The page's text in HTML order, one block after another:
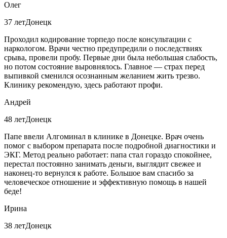
Олег
37 летДонецк
Проходил кодирование торпедо после консультации с
наркологом. Врачи честно предупредили о последствиях
срыва, провели пробу. Первые дни была небольшая слабость,
но потом состояние выровнялось. Главное — страх перед
выпивкой сменился осознанным желанием жить трезво.
Клинику рекомендую, здесь работают профи.
Андрей
48 летДонецк
Папе ввели Алгоминал в клинике в Донецке. Врач очень
помог с выбором препарата после подробной диагностики и
ЭКГ. Метод реально работает: папа стал гораздо спокойнее,
перестал постоянно занимать деньги, выглядит свежее и
наконец-то вернулся к работе. Большое вам спасибо за
человеческое отношение и эффективную помощь в нашей
беде!
Ирина
38 летДонецк